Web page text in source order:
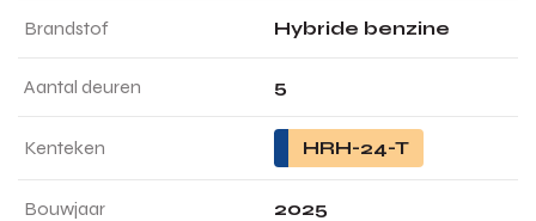
Brandstof Hybride benzine
Aantal deuren 5
Kenteken HRH-24-T
Bouwjaar 2025